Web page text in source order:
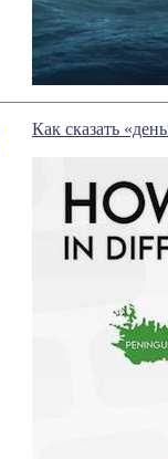
Как сказать